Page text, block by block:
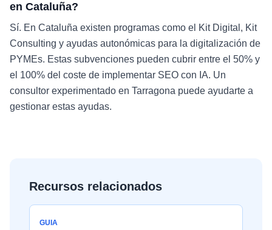
en Cataluña?
Sí. En Cataluña existen programas como el Kit Digital, Kit
Consulting y ayudas autonómicas para la digitalización de
PYMEs. Estas subvenciones pueden cubrir entre el 50% y
el 100% del coste de implementar SEO con IA. Un
consultor experimentado en Tarragona puede ayudarte a
gestionar estas ayudas.
Recursos relacionados
GUIA